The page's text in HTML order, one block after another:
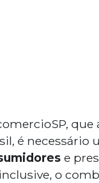
é necessário
e
o